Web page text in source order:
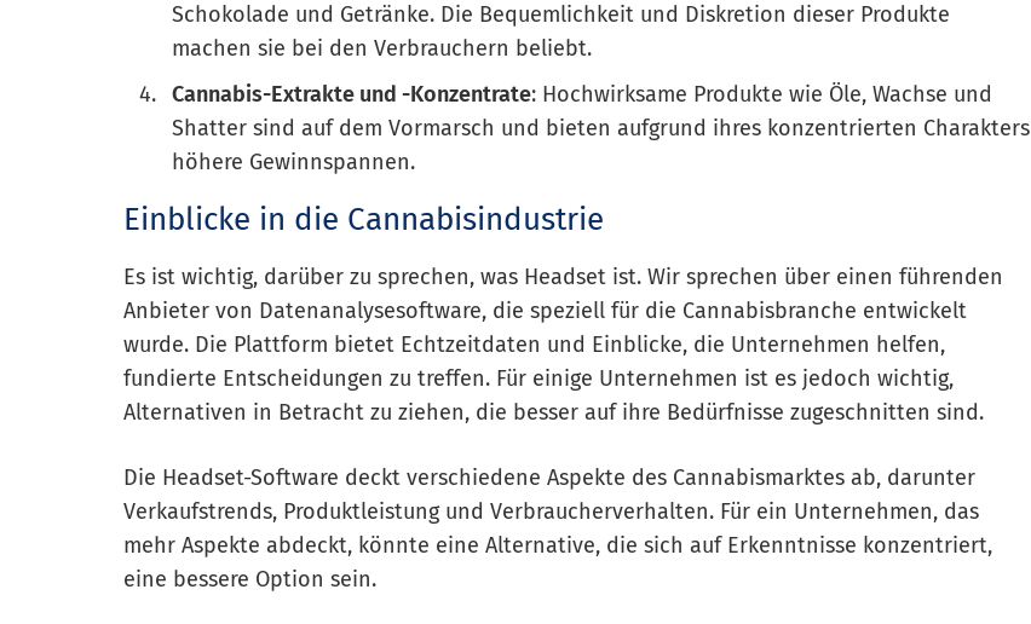
Schokolade und Getränke. Die Bequemlichkeit und Diskretion dieser Produkte
machen sie bei den Verbrauchern beliebt.
Cannabis-Extrakte und -Konzentrate: Hochwirksame Produkte wie Öle, Wachse und
Shatter sind auf dem Vormarsch und bieten aufgrund ihres konzentrierten Charakters
höhere Gewinnspannen.
Einblicke in die Cannabisindustrie
Es ist wichtig, darüber zu sprechen, was Headset ist. Wir sprechen über einen führenden
Anbieter von Datenanalysesoftware, die speziell für die Cannabisbranche entwickelt
wurde. Die Plattform bietet Echtzeitdaten und Einblicke, die Unternehmen helfen,
fundierte Entscheidungen zu treffen. Für einige Unternehmen ist es jedoch wichtig,
Alternativen in Betracht zu ziehen, die besser auf ihre Bedürfnisse zugeschnitten sind.
Die Headset-Software deckt verschiedene Aspekte des Cannabismarktes ab, darunter
Verkaufstrends, Produktleistung und Verbraucherverhalten. Für ein Unternehmen, das
mehr Aspekte abdeckt, könnte eine Alternative, die sich auf Erkenntnisse konzentriert,
eine bessere Option sein.